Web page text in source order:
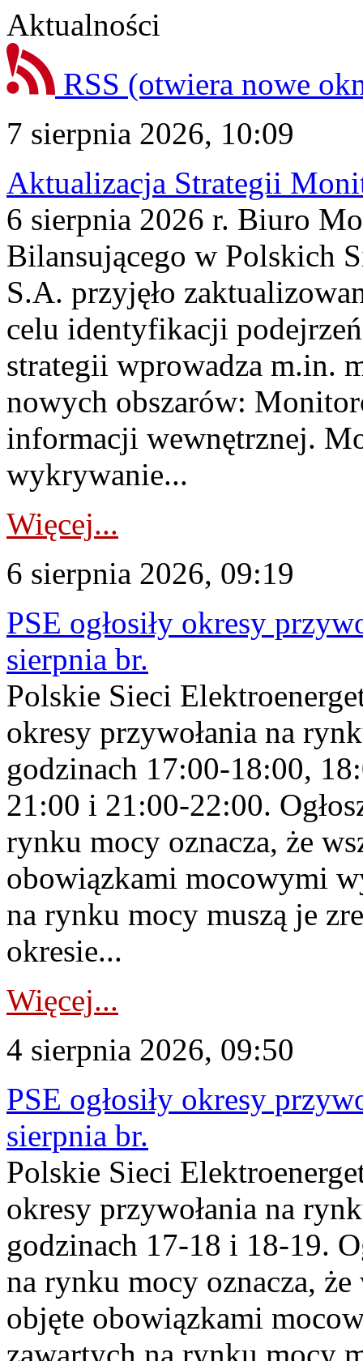
Aktualności
RSS (otwiera nowe
7 sierpnia 2026, 10:09
Aktualizacja Strategii
6 sierpnia 2026 r. Biuro
Bilansującego w Polskich
S.A. przyjęło
celu identyfikacji
strategii wprowadza m.in.
nowych obszarów:
informacji wewnętrznej.
wykrywanie...
Więcej...
6 sierpnia 2026, 09:19
PSE ogłosiły okresy
sierpnia br.
Polskie Sieci
okresy przywołania na
godzinach 17:00-18:00,
21:00 i 21:00-22:00.
rynku mocy oznacza, że
obowiązkami mocowymi
na rynku mocy muszą je
okresie...
Więcej...
4 sierpnia 2026, 09:50
PSE ogłosiły okresy
sierpnia br.
Polskie Sieci
okresy przywołania na
godzinach 17-18 i 18-19.
na rynku mocy oznacza,
objęte obowiązkami